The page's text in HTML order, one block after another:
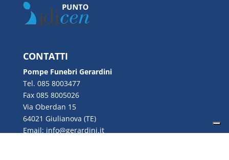
CONTATTI
Pompe Funebri Gerardini
Tel. 085 8003477
Fax 085 8005026
Via Oberdan 15
64021 Giulianova (TE)
Email: info@gerardini.it